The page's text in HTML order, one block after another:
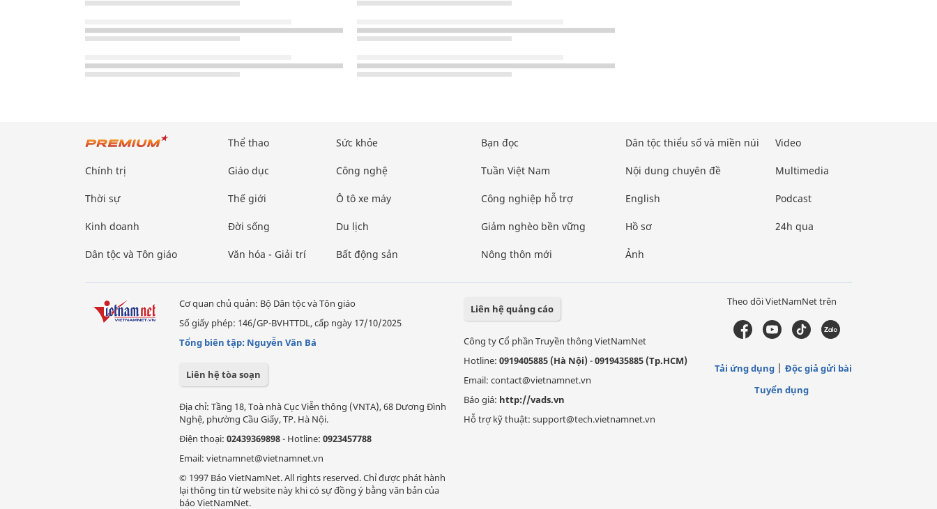
Chính trị
Thời sự
Kinh doanh
Dân tộc và Tôn giáo
Thể thao
Giáo dục
Thế giới
Đời sống
Văn hóa - Giải trí
Sức khỏe
Công nghệ
Ô tô xe máy
Du lịch
Bất động sản
Bạn đọc
Tuần Việt Nam
Công nghiệp hỗ trợ
Giảm nghèo bền vững
Nông thôn mới
Dân tộc thiểu số và miền núi
Nội dung chuyên đề
English
Hồ sơ
Ảnh
Video
Multimedia
Podcast
24h qua
Cơ quan chủ quản: Bộ Dân tộc và Tôn giáo
Số giấy phép: 146/GP-BVHTTDL, cấp ngày 17/10/2025
Tổng biên tập: Nguyễn Văn Bá
Liên hệ tòa soạn
Địa chỉ: Tầng 18, Toà nhà Cục Viễn thông (VNTA), 68 Dương Đình
Nghệ, phường Cầu Giấy, TP. Hà Nội.
Điện thoại: 02439369898- Hotline: 0923457788
Email: vietnamnet@vietnamnet.vn
© 1997 Báo VietNamNet. All rights reserved. Chỉ được phát hành
lại thông tin từ website này khi có sự đồng ý bằng văn bản của
báo VietNamNet.
Liên hệ quảng cáo
Công ty Cổ phần Truyền thông VietNamNet
Hotline: 0919405885 (Hà Nội)-0919435885 (Tp.HCM)
Email: contact@vietnamnet.vn
Báo giá: http://vads.vn
Hỗ trợ kỹ thuật: support@tech.vietnamnet.vn
Theo dõi VietNamNet trên
Tải ứng dụng
Độc giả gửi bài
Tuyển dụng